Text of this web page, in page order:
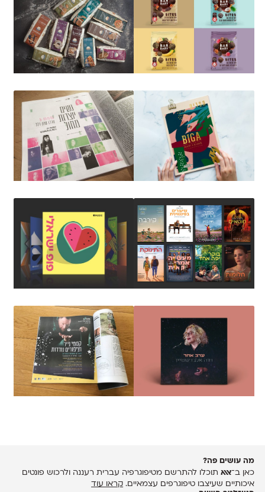
מה עושים פה?
כאן ב־אאאתוכלו להתרשם מטיפוגרפיה עברית רעננה ולרכוש פונטים
איכותיים שעיצבו טיפוגרפים עצמאיים. קראו עוד